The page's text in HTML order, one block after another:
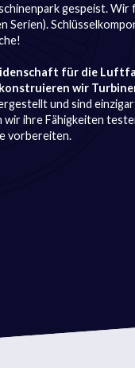
gespeist. Wir
Serien).
für die
konstruieren wir
und sind
ihre Fähigkeiten
vorbereiten.